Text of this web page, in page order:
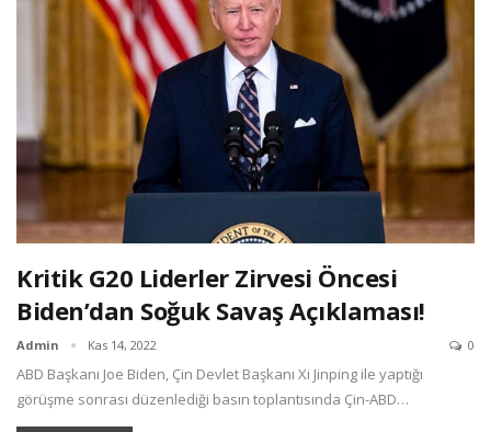
Kritik G20 Liderler Zirvesi Öncesi
Biden’dan Soğuk Savaş Açıklaması!
Admin Kas 14, 2022 0
ABD Başkanı Joe Biden, Çin Devlet Başkanı Xi Jinping ile yaptığı
görüşme sonrası düzenlediği basın toplantısında Çin-ABD…